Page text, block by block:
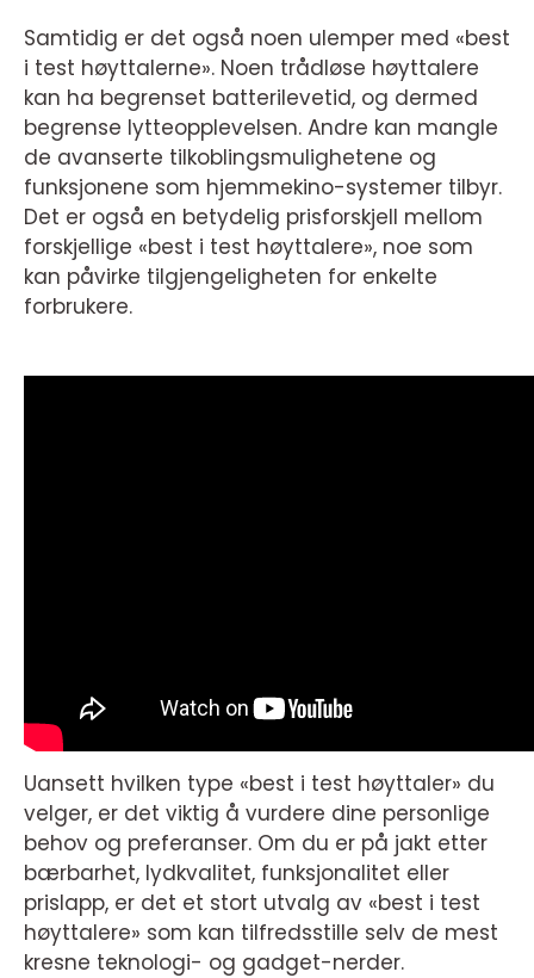
Samtidig er det også noen ulemper med «best
i test høyttalerne». Noen trådløse høyttalere
kan ha begrenset batterilevetid, og dermed
begrense lytteopplevelsen. Andre kan mangle
de avanserte tilkoblingsmulighetene og
funksjonene som hjemmekino-systemer tilbyr.
Det er også en betydelig prisforskjell mellom
forskjellige «best i test høyttalere», noe som
kan påvirke tilgjengeligheten for enkelte
forbrukere.
Uansett hvilken type «best i test høyttaler» du
velger, er det viktig å vurdere dine personlige
behov og preferanser. Om du er på jakt etter
bærbarhet, lydkvalitet, funksjonalitet eller
prislapp, er det et stort utvalg av «best i test
høyttalere» som kan tilfredsstille selv de mest
kresne teknologi- og gadget-nerder.